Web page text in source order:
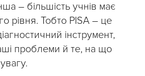
– більшість учнів має
рівня. Тобто PISA – це
інструмент,
проблеми й те, на що